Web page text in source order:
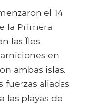
el 14
la Primera
las Îles
en
ambas islas.
fuerzas aliadas
las playas de